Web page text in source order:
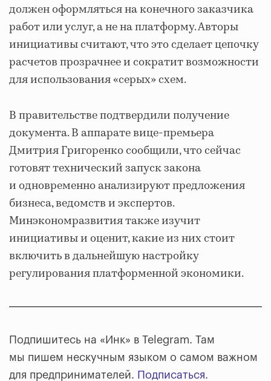
должен оформляться на конечного заказчика
работ или услуг, а не на платформу. Авторы
инициативы считают, что это сделает цепочку
расчетов прозрачнее и сократит возможности
для использования «серых» схем.
В правительстве подтвердили получение
документа. В аппарате вице-премьера
Дмитрия Григоренко сообщили, что сейчас
готовят технический запуск закона
и одновременно анализируют предложения
бизнеса, ведомств и экспертов.
Минэкономразвития также изучит
инициативы и оценит, какие из них стоит
включить в дальнейшую настройку
регулирования платформенной экономики.
Подпишитесь на «Инк» в Telegram. Там
мы пишем нескучным языком о самом важном
для предпринимателей. Подписаться.